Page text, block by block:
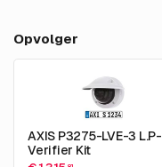
Opvolger
AXIS P3275-LVE-3 L.P-
Verifier Kit